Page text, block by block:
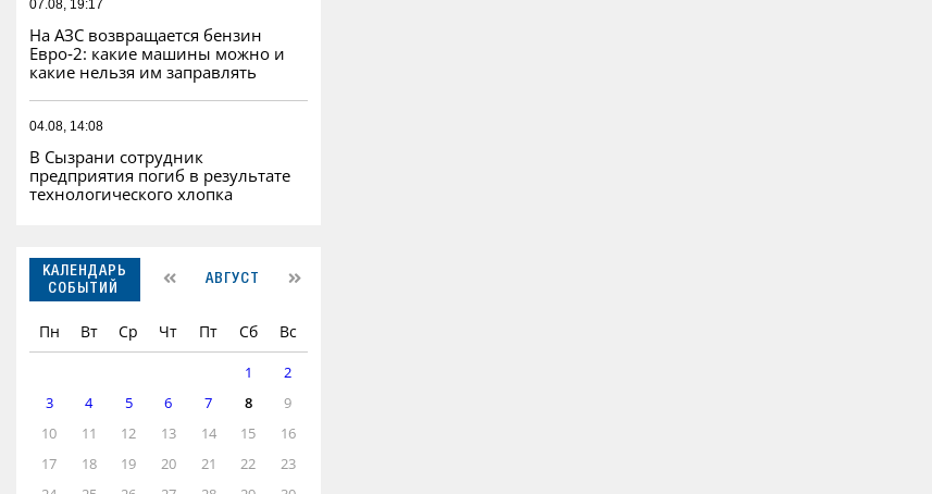
07.08, 19:17
На АЗС возвращается бензин
Евро‑2: какие машины можно и
какие нельзя им заправлять
04.08, 14:08
В Сызрани сотрудник
предприятия погиб в результате
технологического хлопка
КАЛЕНДАРЬ
СОБЫТИЙ
АВГУСТ
Пн Вт Ср Чт Пт Сб Вс
1
2
3
4 5 6 7 8
9
10
11 12 13 14 15
16
17
18 19 20 21 22
23